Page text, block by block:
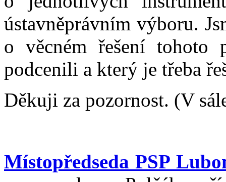
ústavněprávním výboru.
o věcném řešení tohoto
podcenili a který je třeba
Děkuji za pozornost. (V
Místopředseda PSP